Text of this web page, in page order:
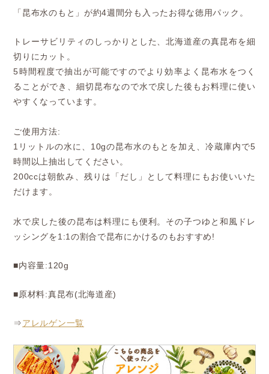
「昆布水のもと」が約4週間分も入ったお得な徳用パック。
トレーサビリティのしっかりとした、北海道産の真昆布を細
切りにカット。
5時間程度で抽出が可能ですのでより効率よく昆布水をつく
ることができ、細切昆布なので水で戻した後もお料理に使い
やすくなっています。
ご使用方法:
1リットルの水に、10gの昆布水のもとを加え、冷蔵庫内で5
時間以上抽出してください。
200ccは朝飲み、残りは「だし」として料理にもお使いいた
だけます。
水で戻した後の昆布は料理にも便利。その子つゆと和風ドレ
ッシングを1:1の割合で昆布にかけるのもおすすめ!
■内容量:120g
■原材料:真昆布(北海道産)
⇒アレルゲン一覧